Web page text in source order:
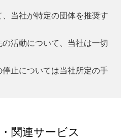
当社が特定の団体を推奨す
活動について、当社は一切
止については当社所定の手
関連サービス